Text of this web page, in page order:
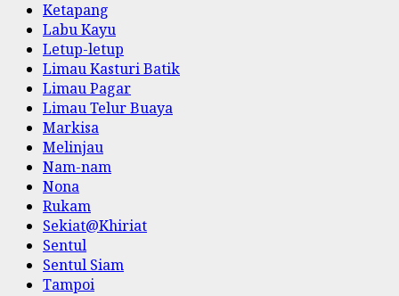
Ketapang
Labu Kayu
Letup-letup
Limau Kasturi Batik
Limau Pagar
Limau Telur Buaya
Markisa
Melinjau
Nam-nam
Nona
Rukam
Sekiat@Khiriat
Sentul
Sentul Siam
Tampoi